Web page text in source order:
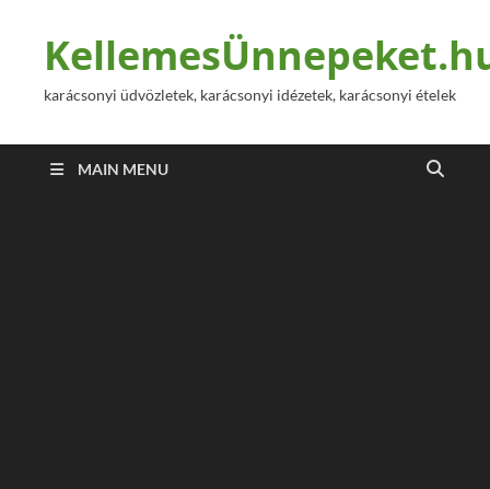
karácsonyi üdvözletek, karácsonyi idézetek, karácsonyi ételek
MAIN MENU